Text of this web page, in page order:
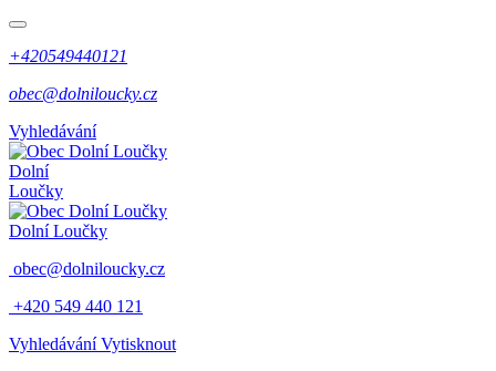
+420549440121
obec@dolniloucky.cz
Vyhledávání
Dolní
Loučky
Dolní Loučky
obec@dolniloucky.cz
+420 549 440 121
Vyhledávání Vytisknout